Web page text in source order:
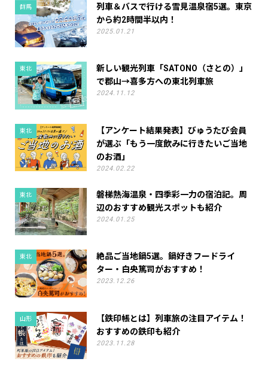
群馬
列車＆バスで行ける雪見温泉宿5選。東京
から約2時間半以内！
2025.01.21
東北
新しい観光列車「SATONO（さとの）」
で郡山→喜多方への東北列車旅
2024.11.12
東北
【アンケート結果発表】びゅうたび会員
が選ぶ「もう一度飲みに行きたいご当地
のお酒」
2024.02.22
東北
磐梯熱海温泉・四季彩一力の宿泊記。周
辺のおすすめ観光スポットも紹介
2024.01.25
東北
絶品ご当地鍋5選。鍋好きフードライ
ター・白央篤司がおすすめ！
2023.12.26
山形
【鉄印帳とは】列車旅の注目アイテム！
おすすめの鉄印も紹介
2023.11.28